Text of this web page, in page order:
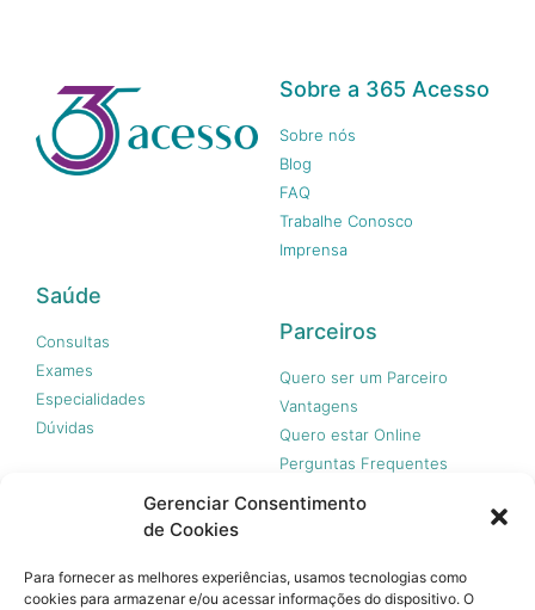
Gerenciar Consentimento
de Cookies
Para fornecer as melhores experiências, usamos tecnologias como
cookies para armazenar e/ou acessar informações do dispositivo. O
Sobre a 365 Acesso
Sobre nós
Blog
FAQ
Trabalhe Conosco
Imprensa
Saúde
Consultas
Exames
Especialidades
Dúvidas
Parceiros
Quero ser um Parceiro
Vantagens
Quero estar Online
Perguntas Frequentes